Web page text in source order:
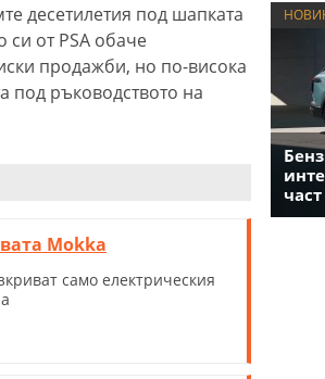
десетилетия под шапката
от PSA обаче
продажби, но по-висока
под ръководството на
Mokka
само електрическия
част